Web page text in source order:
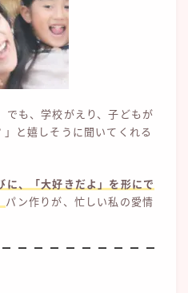
でも、学校がえり、子どもが
」と嬉しそうに聞いてくれる
に、「大好きだよ」を形にで
パン作りが、忙しい私の愛情